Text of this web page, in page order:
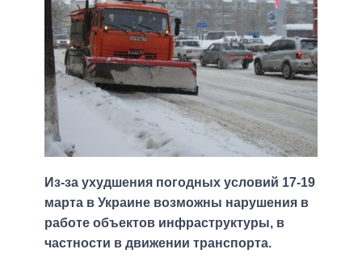
Из-за ухудшения погодных условий 17-19
марта в Украине возможны нарушения в
работе объектов инфраструктуры, в
частности в движении транспорта.